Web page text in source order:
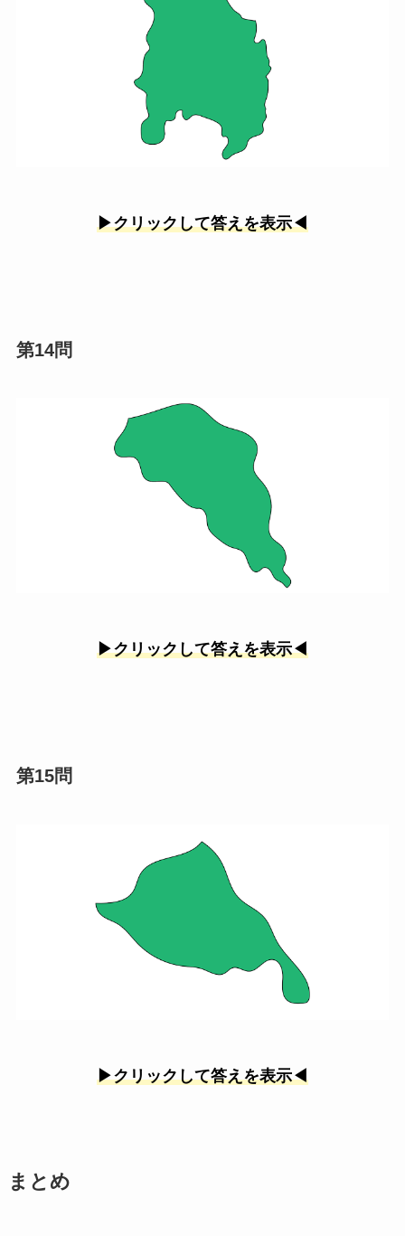
▶︎クリックして答えを表示◀︎
第14問
▶︎クリックして答えを表示◀︎
第15問
▶︎クリックして答えを表示◀︎
まとめ